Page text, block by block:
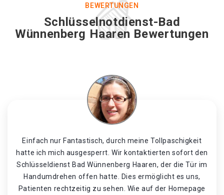
BEWERTUNGEN
Schlüsselnotdienst-Bad
Wünnenberg Haaren Bewertungen
Einfach nur Fantastisch, durch meine Tollpaschigkeit
hatte ich mich ausgesperrt. Wir kontaktierten sofort den
Schlüsseldienst Bad Wünnenberg Haaren, der die Tür im
Handumdrehen offen hatte. Dies ermöglicht es uns,
Patienten rechtzeitig zu sehen. Wie auf der Homepage